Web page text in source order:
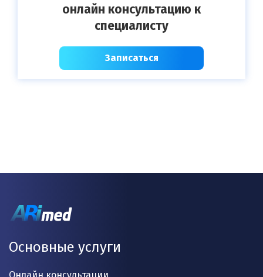
онлайн консультацию к
специалисту
Записаться
Основные услуги